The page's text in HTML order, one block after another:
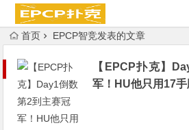
首页 EPCP智竞发表的文章
【EPCP扑克】
军！HU他只用17手